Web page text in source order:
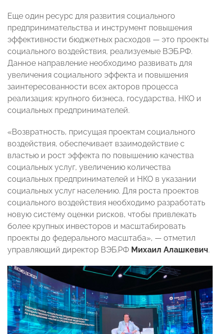
Еще один ресурс для развития социального
предпринимательства и инструмент повышения
эффективности бюджетных расходов — это проекты
социального воздействия, реализуемые ВЭБ.РФ.
Данное направление необходимо развивать для
увеличения социального эффекта и повышения
заинтересованности всех акторов процесса
реализация: крупного бизнеса, государства, НКО и
социальных предпринимателей.
«Возвратность, присущая проектам социального
воздействия, обеспечивает взаимодействие с
властью и рост эффекта по повышению качества
социальных услуг, увеличению количества
социальных предпринимателей и НКО в указании
социальных услуг населению. Для роста проектов
социального воздействия необходимо разработать
новую систему оценки рисков, чтобы привлекать
более крупных инвесторов и масштабировать
проекты до федерального масштаба», — отметил
управляющий директор ВЭБ.РФ Михаил Алашкевич.